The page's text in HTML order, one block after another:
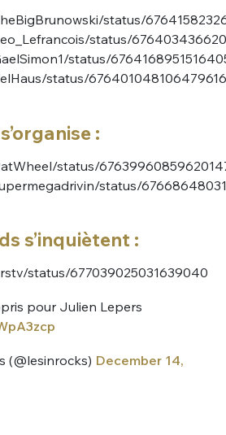
status/
status/
status/
status/676401048106479616
:
status/
status/
s’inquiètent :
status/677039025031639040
pour Julien Lepers
(@lesinrocks) December 14,